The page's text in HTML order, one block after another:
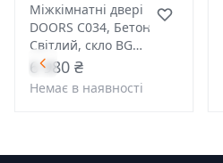
Міжкімнатні двері
DOORS С034, Бетон
Світлий, скло BG
(чорне)
6 980 ₴
Немає в наявності